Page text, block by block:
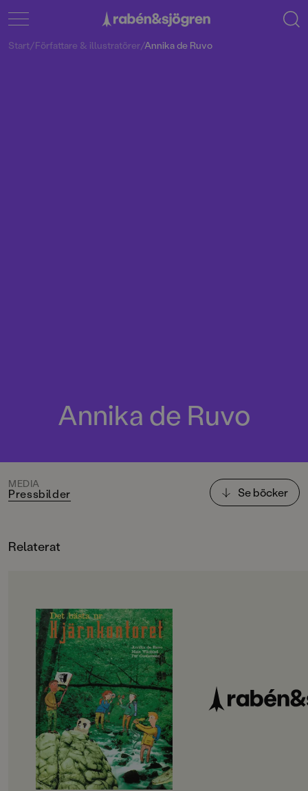
Start/Författare & illustratörer/Annika de Ruvo
Annika de Ruvo
MEDIA
Pressbilder Se böcker
Relaterat
OM BOKEN
Miljön står här i centrum. Material
ur de tidigare utgåvorna har
stuvats om och fräschats upp.
Upptäckarna och uppfinnarna
finns kvar, nyfikna och
nyillustrerade, den härliga mixen
med fakta, problemlösning och
experiment likaså och miljöråden
är många.